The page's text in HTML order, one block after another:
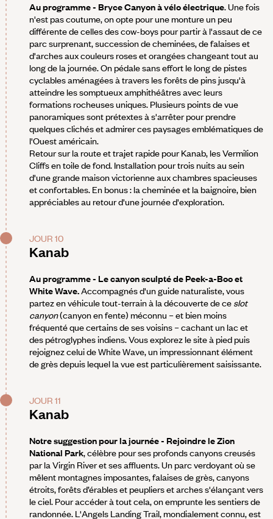
Au programme - Bryce Canyon à vélo électrique. Une fois
n'est pas coutume, on opte pour une monture un peu
différente de celles des cow-boys pour partir à l'assaut de ce
parc surprenant, succession de cheminées, de falaises et
d'arches aux couleurs roses et orangées changeant tout au
long de la journée. On pédale sans effort le long de pistes
cyclables aménagées à travers les forêts de pins jusqu'à
atteindre les somptueux amphithéâtres avec leurs
formations rocheuses uniques. Plusieurs points de vue
panoramiques sont prétextes à s'arrêter pour prendre
quelques clichés et admirer ces paysages emblématiques de
l'Ouest américain.
Retour sur la route et trajet rapide pour Kanab, les Vermilion
Cliffs en toile de fond. Installation pour trois nuits au sein
d'une grande maison victorienne aux chambres spacieuses
et confortables. En bonus : la cheminée et la baignoire, bien
appréciables au retour d'une journée d'exploration.
JOUR 10
Kanab
Au programme - Le canyon sculpté de Peek-a-Boo et
White Wave.Accompagnés d'un guide naturaliste, vous
partez en véhicule tout-terrain à la découverte de ce slot
canyon(canyon en fente) méconnu – et bien moins
fréquenté que certains de ses voisins – cachant un lac et
des pétroglyphes indiens. Vous explorez le site à pied puis
rejoignez celui de White Wave, un impressionnant élément
de grès depuis lequel la vue est particulièrement saisissante.
JOUR 11
Kanab
Notre suggestion pour la journée - Rejoindre le Zion
National Park, célèbre pour ses profonds canyons creusés
par la Virgin River et ses affluents. Un parc verdoyant où se
mêlent montagnes imposantes, falaises de grès, canyons
étroits, forêts d’érables et peupliers et arches s'élançant vers
le ciel. Pour accéder à tout cela, on emprunte les sentiers de
randonnée. L'Angels Landing Trail, mondialement connu, est